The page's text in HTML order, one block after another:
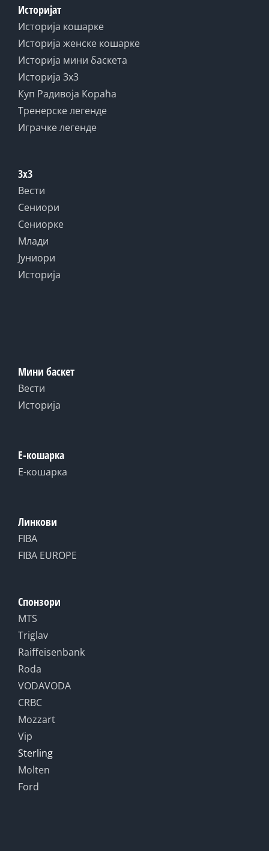
Историјат
Историја кошарке
Историја женске кошарке
Историја мини баскета
Историја 3x3
Куп Радивоја Кораћа
Тренерске легенде
Играчке легенде
3x3
Вести
Сениори
Сениорке
Млади
Јуниори
Историја
Мини баскет
Вести
Историја
Е-кошарка
Е-кошарка
Линкови
FIBA
FIBA EUROPE
Спонзори
MTS
Triglav
Raiffeisenbank
Roda
VODAVODA
CRBC
Mozzart
Vip
Sterling
Molten
Ford